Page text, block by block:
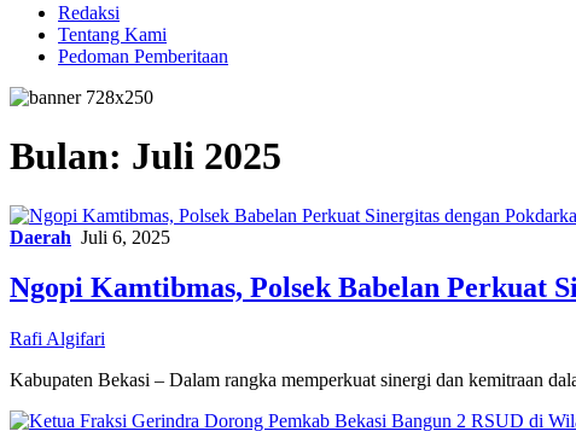
Redaksi
Tentang Kami
Pedoman Pemberitaan
Bulan: Juli 2025
Daerah Juli 6, 2025
Ngopi Kamtibmas, Polsek Babelan Perkuat
Rafi Algifari
Kabupaten Bekasi – Dalam rangka memperkuat sinergi dan kemitraan